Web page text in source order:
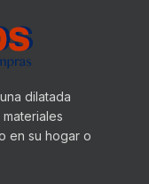
dilatada
en su hogar o